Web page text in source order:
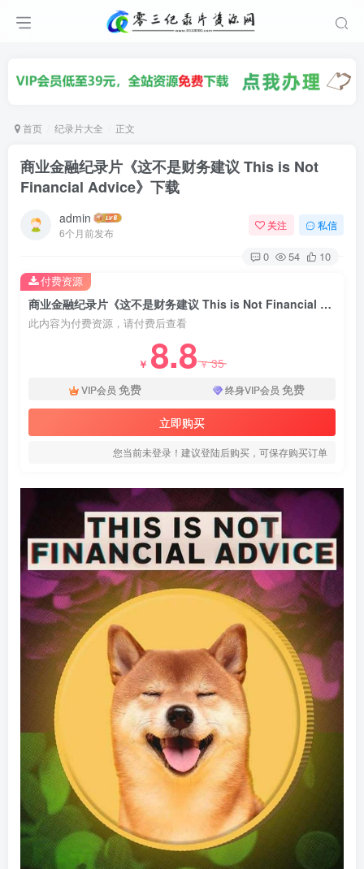
首页 纪录片大全 正文
商业金融纪录片《这不是财务建议 This is Not
Financial Advice》下载
admin
6个月前发布
关注 私信
0 54 10
商业金融纪录片《这不是财务建议 This is Not Financial Advice》下载
此内容为付费资源，请付费后查看
￥ 8.8￥35
VIP会员 免费 终身VIP会员 免费
立即购买
您当前未登录！建议登陆后购买，可保存购买订单
付费资源